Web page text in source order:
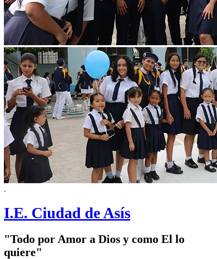
.
I.E. Ciudad de Asís
"Todo por Amor a Dios y como El lo
quiere"